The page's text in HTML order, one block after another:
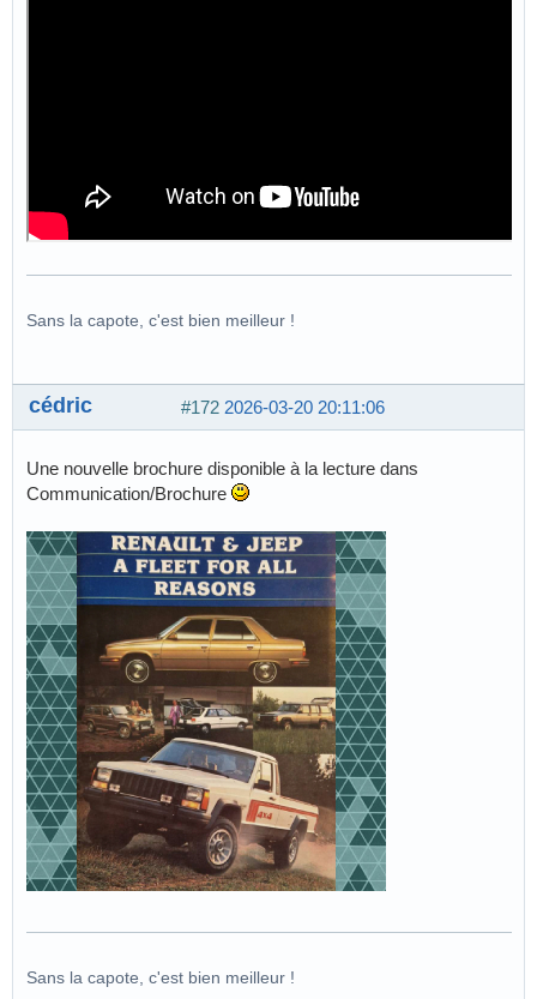
Sans la capote, c'est bien meilleur !
#172 2026-03-20 20:11:06
cédric
Une nouvelle brochure disponible à la lecture dans
Communication/Brochure
Sans la capote, c'est bien meilleur !